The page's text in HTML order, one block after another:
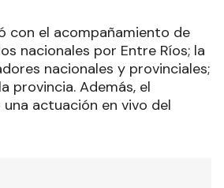
con el acompañamiento de
nacionales por Entre Ríos; la
nacionales y provinciales;
provincia. Además, el
actuación en vivo del